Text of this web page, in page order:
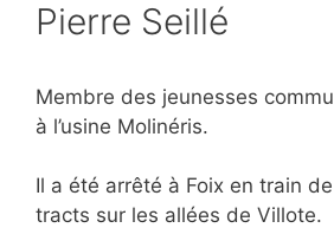
Pierre Seillé
Membre des jeunesses
à l’usine Molinéris.
Il a été arrêté à Foix en train
tracts sur les allées de Villote.